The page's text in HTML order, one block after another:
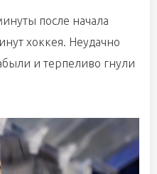
после начала
хоккея. Неудачно
и терпеливо гнули